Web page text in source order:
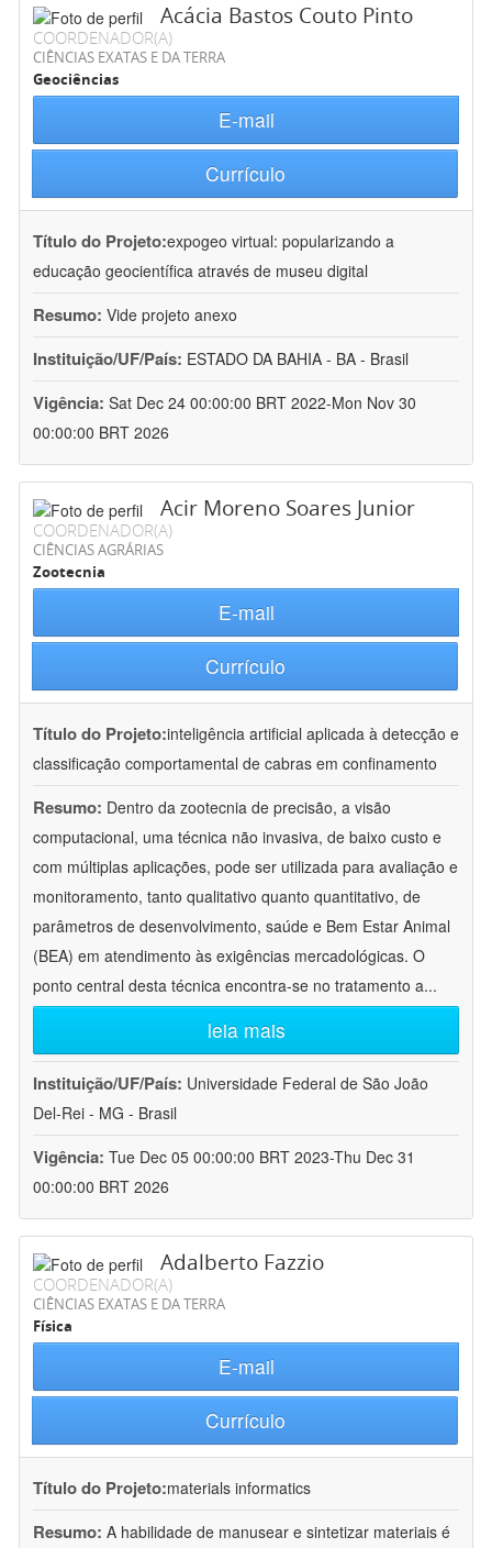
Acácia Bastos Couto Pinto
COORDENADOR(A)
CIÊNCIAS EXATAS E DA TERRA
Geociências
E-mail
Currículo
Título do Projeto:expogeo virtual: popularizando a
educação geocientífica através de museu digital
Resumo: Vide projeto anexo
Instituição/UF/País: ESTADO DA BAHIA - BA - Brasil
Vigência: Sat Dec 24 00:00:00 BRT 2022-Mon Nov 30
00:00:00 BRT 2026
Acir Moreno Soares Junior
COORDENADOR(A)
CIÊNCIAS AGRÁRIAS
Zootecnia
E-mail
Currículo
Título do Projeto:inteligência artificial aplicada à detecção e
classificação comportamental de cabras em confinamento
Resumo: Dentro da zootecnia de precisão, a visão
computacional, uma técnica não invasiva, de baixo custo e
com múltiplas aplicações, pode ser utilizada para avaliação e
monitoramento, tanto qualitativo quanto quantitativo, de
parâmetros de desenvolvimento, saúde e Bem Estar Animal
(BEA) em atendimento às exigências mercadológicas. O
ponto central desta técnica encontra-se no tratamento a...
leia mais
Instituição/UF/País: Universidade Federal de São João
Del-Rei - MG - Brasil
Vigência: Tue Dec 05 00:00:00 BRT 2023-Thu Dec 31
00:00:00 BRT 2026
Adalberto Fazzio
COORDENADOR(A)
CIÊNCIAS EXATAS E DA TERRA
Física
E-mail
Currículo
Título do Projeto:materials informatics
Resumo: A habilidade de manusear e sintetizar materiais é